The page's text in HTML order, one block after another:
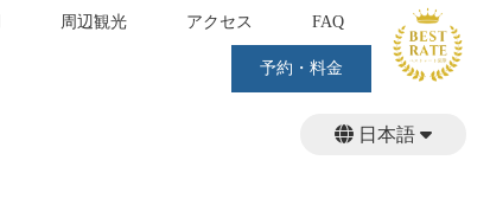
周辺観光 アクセス FAQ
予約・料金
日本語